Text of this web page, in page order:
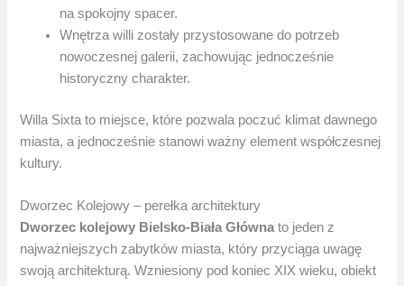
na spokojny spacer.
Wnętrza willi zostały przystosowane do potrzeb
nowoczesnej galerii, zachowując jednocześnie
historyczny charakter.
Willa Sixta to miejsce, które pozwala poczuć klimat dawnego
miasta, a jednocześnie stanowi ważny element współczesnej
kultury.
Dworzec Kolejowy – perełka architektury
Dworzec kolejowy Bielsko-Biała Główna to jeden z
najważniejszych zabytków miasta, który przyciąga uwagę
swoją architekturą. Wzniesiony pod koniec XIX wieku, obiekt